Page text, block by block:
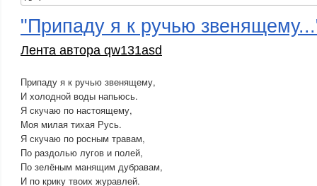
"Припаду я к ручью
Лента автора qw131asd
Припаду я к ручью звенящему,
И холодной воды напьюсь.
Я скучаю по настоящему,
Моя милая тихая Русь.
Я скучаю по росным травам,
По раздолью лугов и полей,
По зелёным манящим дубравам,
И по крику твоих журавлей.